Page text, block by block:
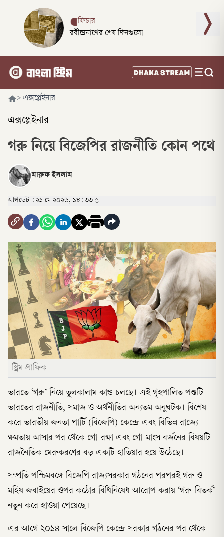
ফিচার
রবীন্দ্রনাথের শেষ দিনগুলো
> এক্সপ্লেইনার
এক্সপ্লেইনার
গরু নিয়ে বিজেপির রাজনীতি কোন পথে
মারুফ ইসলাম
আপডেট : ২১ মে ২০২৬, ১৮: ৩৩
স্ট্রিম গ্রাফিক
ভারতে ‘গরু’ নিয়ে তুলকালাম কাণ্ড চলছে। এই গৃহপালিত পশুটি
ভারতের রাজনীতি, সমাজ ও অর্থনীতির অন্যতম অনুঘটক। বিশেষ
করে ভারতীয় জনতা পার্টি (বিজেপি) কেন্দ্রে এবং বিভিন্ন রাজ্যে
ক্ষমতায় আসার পর থেকে গো-রক্ষা এবং গো-মাংস বর্জনের বিষয়টি
রাজনৈতিক মেরুকরণের বড় একটি হাতিয়ার হয়ে উঠেছে।
সম্প্রতি পশ্চিমবঙ্গে বিজেপি রাজ্যসরকার গঠনের পরপরই গরু ও
মহিষ জবাইয়ের ওপর কঠোর বিধিনিষেধ আরোপ করায় ‘গরু-বিতর্ক’
নতুন করে হাওয়া পেয়েছে।
এর আগে ২০১৪ সালে বিজেপি কেন্দ্রে সরকার গঠনের পর থেকে